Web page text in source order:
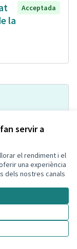
servir a
el rendiment i el
una experiència
dels nostres canals
la
Acceptada
Acceptada